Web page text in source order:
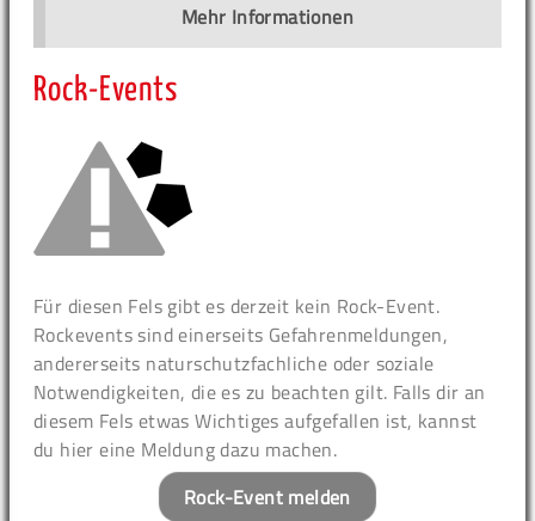
Mehr Informationen
Rock-Events
Für diesen Fels gibt es derzeit kein Rock-Event.
Rockevents sind einerseits Gefahrenmeldungen,
andererseits naturschutzfachliche oder soziale
Notwendigkeiten, die es zu beachten gilt. Falls dir an
diesem Fels etwas Wichtiges aufgefallen ist, kannst
du hier eine Meldung dazu machen.
Rock-Event melden